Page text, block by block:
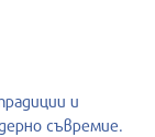
и
съвремие.